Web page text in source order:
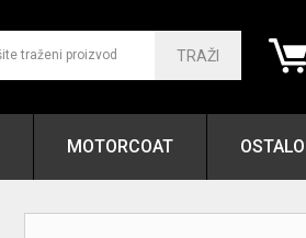
TRAŽI
MOTORCOAT OSTALO